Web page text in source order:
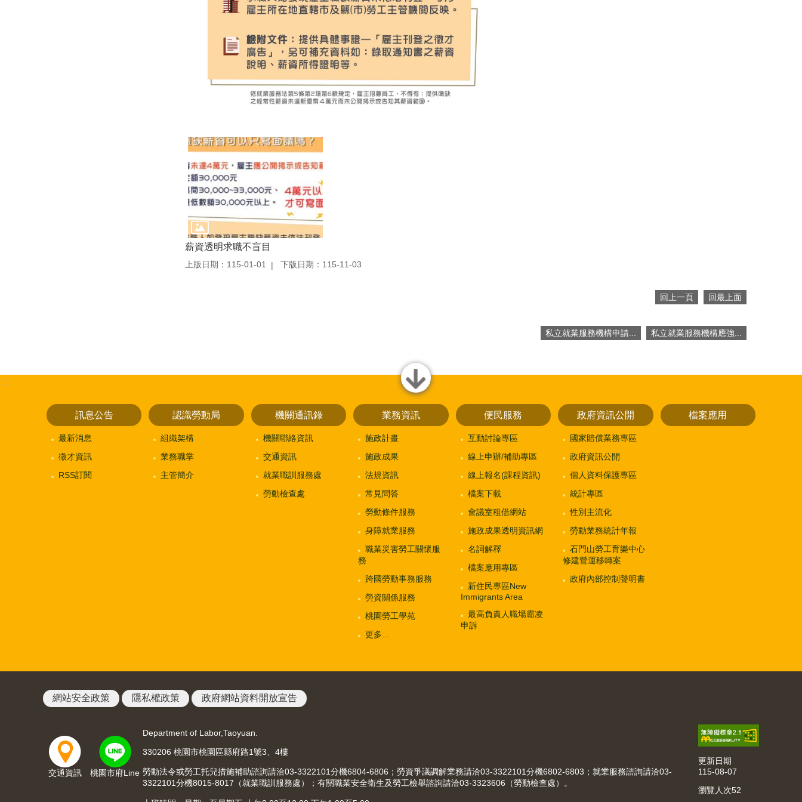
薪資透明求職不盲目
上版日期：115-01-01 下版日期：115-11-03
回上一頁 回最上面
私立就業服務機構申請... 私立就業服務機構應強...
close
:::
訊息公告
最新消息
徵才資訊
RSS訂閱
認識勞動局
組織架構
業務職掌
主管簡介
機關通訊錄
機關聯絡資訊
交通資訊
就業職訓服務處
勞動檢查處
業務資訊
施政計畫
施政成果
法規資訊
常見問答
勞動條件服務
身障就業服務
職業災害勞工關懷服
務
跨國勞動事務服務
勞資關係服務
桃園勞工學苑
更多...
便民服務
互動討論專區
線上申辦/補助專區
線上報名(課程資訊)
檔案下載
會議室租借網站
施政成果透明資訊網
名詞解釋
檔案應用專區
新住民專區New
Immigrants Area
最高負責人職場霸凌
申訴
政府資訊公開
國家賠償業務專區
政府資訊公開
個人資料保護專區
統計專區
性別主流化
勞動業務統計年報
石門山勞工育樂中心
修建營運移轉案
政府內部控制聲明書
檔案應用
網站安全政策 隱私權政策 政府網站資料開放宣告
交通資訊 桃園市府Line
Department of Labor,Taoyuan.
330206 桃園市桃園區縣府路1號3、4樓
勞動法令或勞工托兒措施補助諮詢請洽03-3322101分機6804-6806；勞資爭議調解業務請洽03-3322101分機6802-6803；就業服務諮詢請洽03-
3322101分機8015-8017（就業職訓服務處）；有關職業安全衛生及勞工檢舉諮詢請洽03-3323606（勞動檢查處）。
更新日期
115-08-07
瀏覽人次52